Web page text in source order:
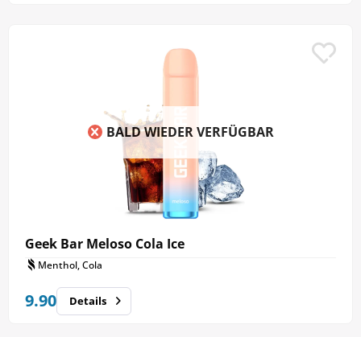
BALD WIEDER VERFÜGBAR
Geek Bar Meloso Cola Ice
Menthol, Cola
9.90 Details